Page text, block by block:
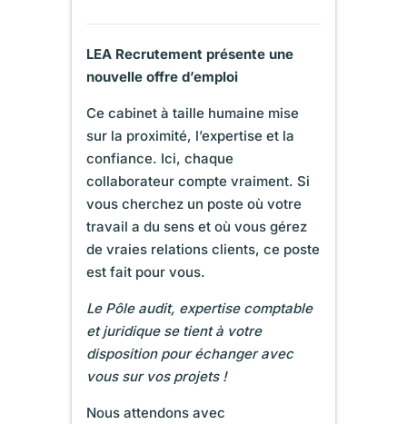
LEA Recrutement présente une
nouvelle offre d’emploi
Ce cabinet à taille humaine mise
sur la proximité, l’expertise et la
confiance. Ici, chaque
collaborateur compte vraiment. Si
vous cherchez un poste où votre
travail a du sens et où vous gérez
de vraies relations clients, ce poste
est fait pour vous.
Le Pôle audit, expertise comptable
et juridique se tient à votre
disposition pour échanger avec
vous sur vos projets !
Nous attendons avec